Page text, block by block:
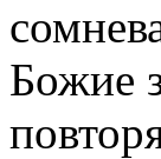
Божие